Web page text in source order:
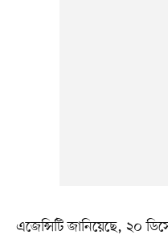
এজেন্সিটি জানিয়েছে, ২০